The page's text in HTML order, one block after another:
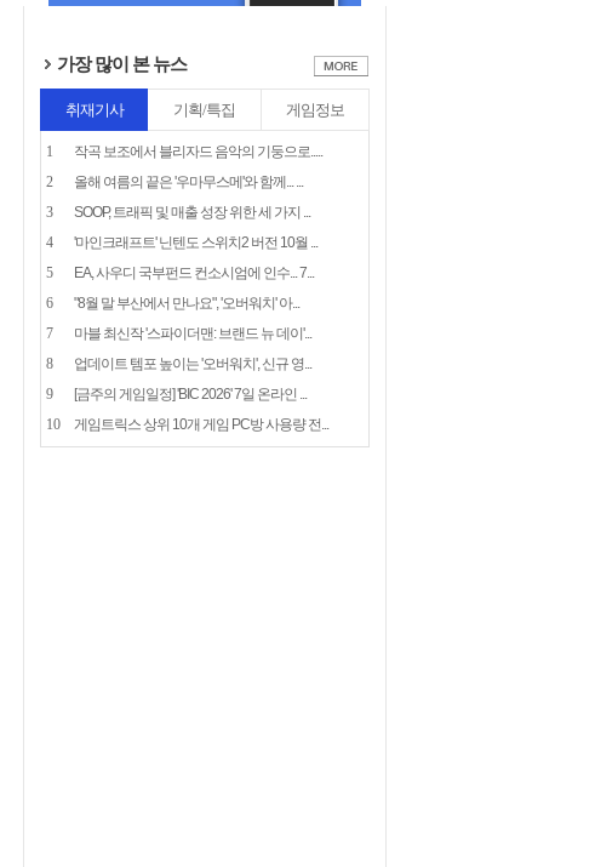
가장 많이 본 뉴스
취재기사 기획/특집 게임정보
1
작곡 보조에서 블리자드 음악의 기둥으로.....
2
올해 여름의 끝은 '우마무스메'와 함께... ...
3
SOOP, 트래픽 및 매출 성장 위한 세 가지 ...
4
'마인크래프트' 닌텐도 스위치2 버전 10월 ...
5
EA, 사우디 국부펀드 컨소시엄에 인수... 7...
6
"8월 말 부산에서 만나요", '오버워치' 아...
7
마블 최신작 '스파이더맨: 브랜드 뉴 데이'...
8
업데이트 템포 높이는 '오버워치', 신규 영...
9
[금주의 게임일정] 'BIC 2026' 7일 온라인 ...
10
게임트릭스 상위 10개 게임 PC방 사용량 전...